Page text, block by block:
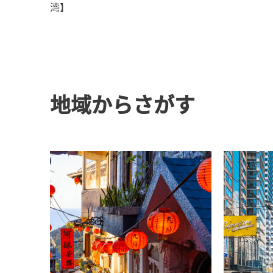
湾】
地域からさがす